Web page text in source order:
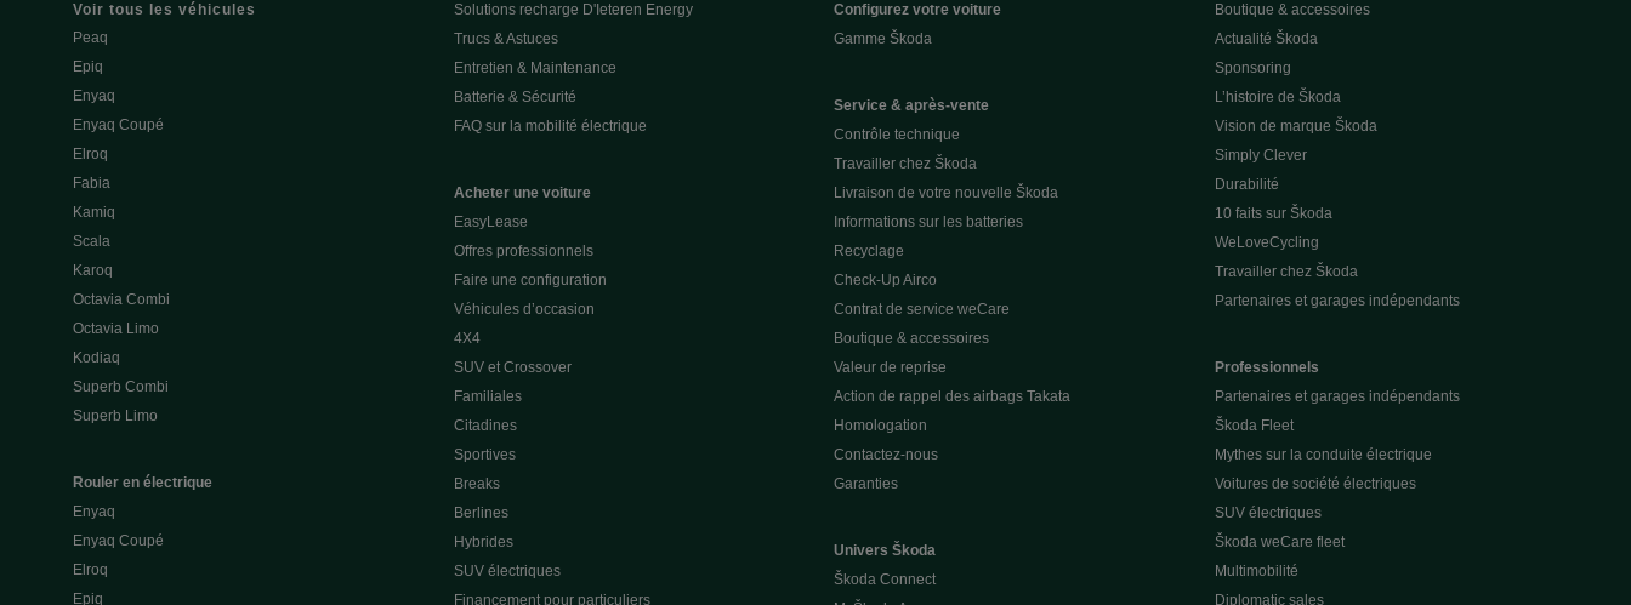
Voir tous les véhicules
Peaq
Epiq
Enyaq
Enyaq Coupé
Elroq
Fabia
Kamiq
Scala
Karoq
Octavia Combi
Octavia Limo
Kodiaq
Superb Combi
Superb Limo
Rouler en électrique
Enyaq
Enyaq Coupé
Elroq
Epiq
Solutions recharge D'Ieteren Energy
Trucs & Astuces
Entretien & Maintenance
Batterie & Sécurité
FAQ sur la mobilité électrique
Acheter une voiture
EasyLease
Offres professionnels
Faire une configuration
Véhicules d’occasion
4X4
SUV et Crossover
Familiales
Citadines
Sportives
Breaks
Berlines
Hybrides
SUV électriques
Financement pour particuliers
Configurez votre voiture
Gamme Škoda
Service & après-vente
Contrôle technique
Travailler chez Škoda
Livraison de votre nouvelle Škoda
Informations sur les batteries
Recyclage
Check-Up Airco
Contrat de service weCare
Boutique & accessoires
Valeur de reprise
Action de rappel des airbags Takata
Homologation
Contactez-nous
Garanties
Univers Škoda
Škoda Connect
Boutique & accessoires
Actualité Škoda
Sponsoring
L’histoire de Škoda
Vision de marque Škoda
Simply Clever
Durabilité
10 faits sur Škoda
WeLoveCycling
Travailler chez Škoda
Partenaires et garages indépendants
Professionnels
Partenaires et garages indépendants
Škoda Fleet
Mythes sur la conduite électrique
Voitures de société électriques
SUV électriques
Škoda weCare fleet
Multimobilité
Diplomatic sales